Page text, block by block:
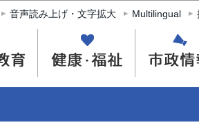
移動
音声読み上げ・文字拡大 Multilingual